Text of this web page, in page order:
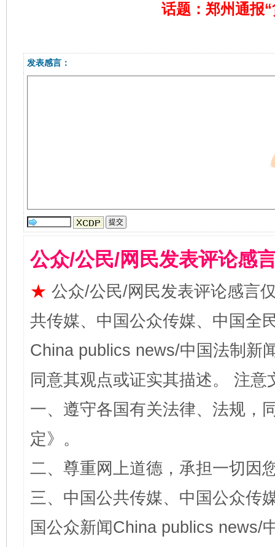
话题：郑州通报
发表感言：
公众/公民/网民发表评论感
★ 公众/公民/网民发表评论感言
共传媒、中国公众传媒、中国全
China publics news/中国法制新
同意其观点或证实其描述。 注
一、遵守各国有关法律、法规，
定》。
二、尊重网上道德，承担一切因
三、中国公共传媒、中国公众传
国公众新闻China publics news/